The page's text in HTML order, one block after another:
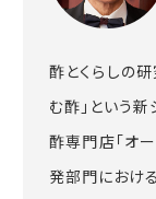
酢とくらしの
む酢」という
酢専門店「オ
発部門におけ